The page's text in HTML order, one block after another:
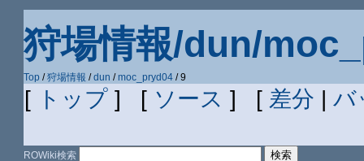
狩場情報/dun/
Top /狩場情報 /dun /moc_pryd04 / 9
[ トップ] [ ソース ] [ 差分 | バ
ROWiki検索